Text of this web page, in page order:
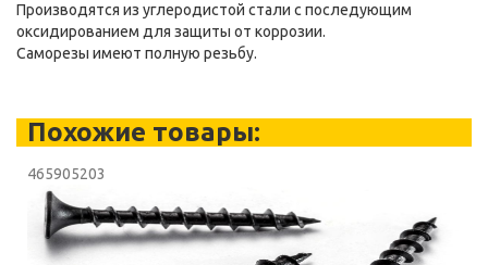
Производятся из углеродистой стали с последующим
оксидированием для защиты от коррозии.
Саморезы имеют полную резьбу.
Похожие товары:
465905203